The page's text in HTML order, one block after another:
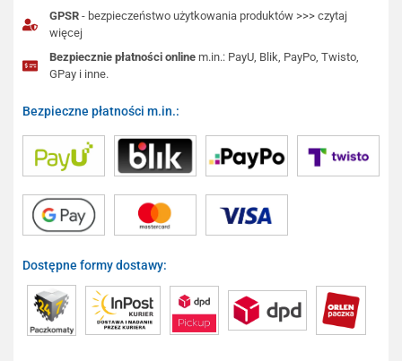
GPSR - bezpieczeństwo użytkowania produktów >>> czytaj
więcej
Bezpiecznie płatności online m.in.: PayU, Blik, PayPo, Twisto,
GPay i inne.
Bezpieczne płatności m.in.:
Dostępne formy dostawy: